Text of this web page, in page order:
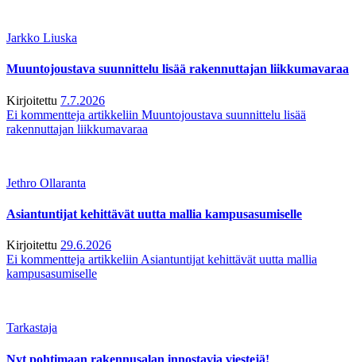
Jarkko Liuska
Muuntojoustava suunnittelu lisää rakennuttajan liikkumavaraa
Kirjoitettu 7.7.2026
Ei kommentteja artikkeliin Muuntojoustava suunnittelu lisää
rakennuttajan liikkumavaraa
Jethro Ollaranta
Asiantuntijat kehittävät uutta mallia kampusasumiselle
Kirjoitettu 29.6.2026
Ei kommentteja artikkeliin Asiantuntijat kehittävät uutta mallia
kampusasumiselle
Tarkastaja
Nyt pohtimaan rakennusalan innostavia viestejä!